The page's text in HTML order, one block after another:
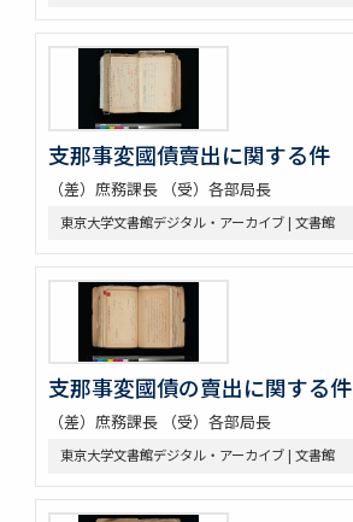
支那事変國債賣出に関する件
（差）庶務課長 （受）各部局長
東京大学文書館デジタル・アーカイブ | 文書館
支那事変國債の賣出に関する件
（差）庶務課長 （受）各部局長
東京大学文書館デジタル・アーカイブ | 文書館